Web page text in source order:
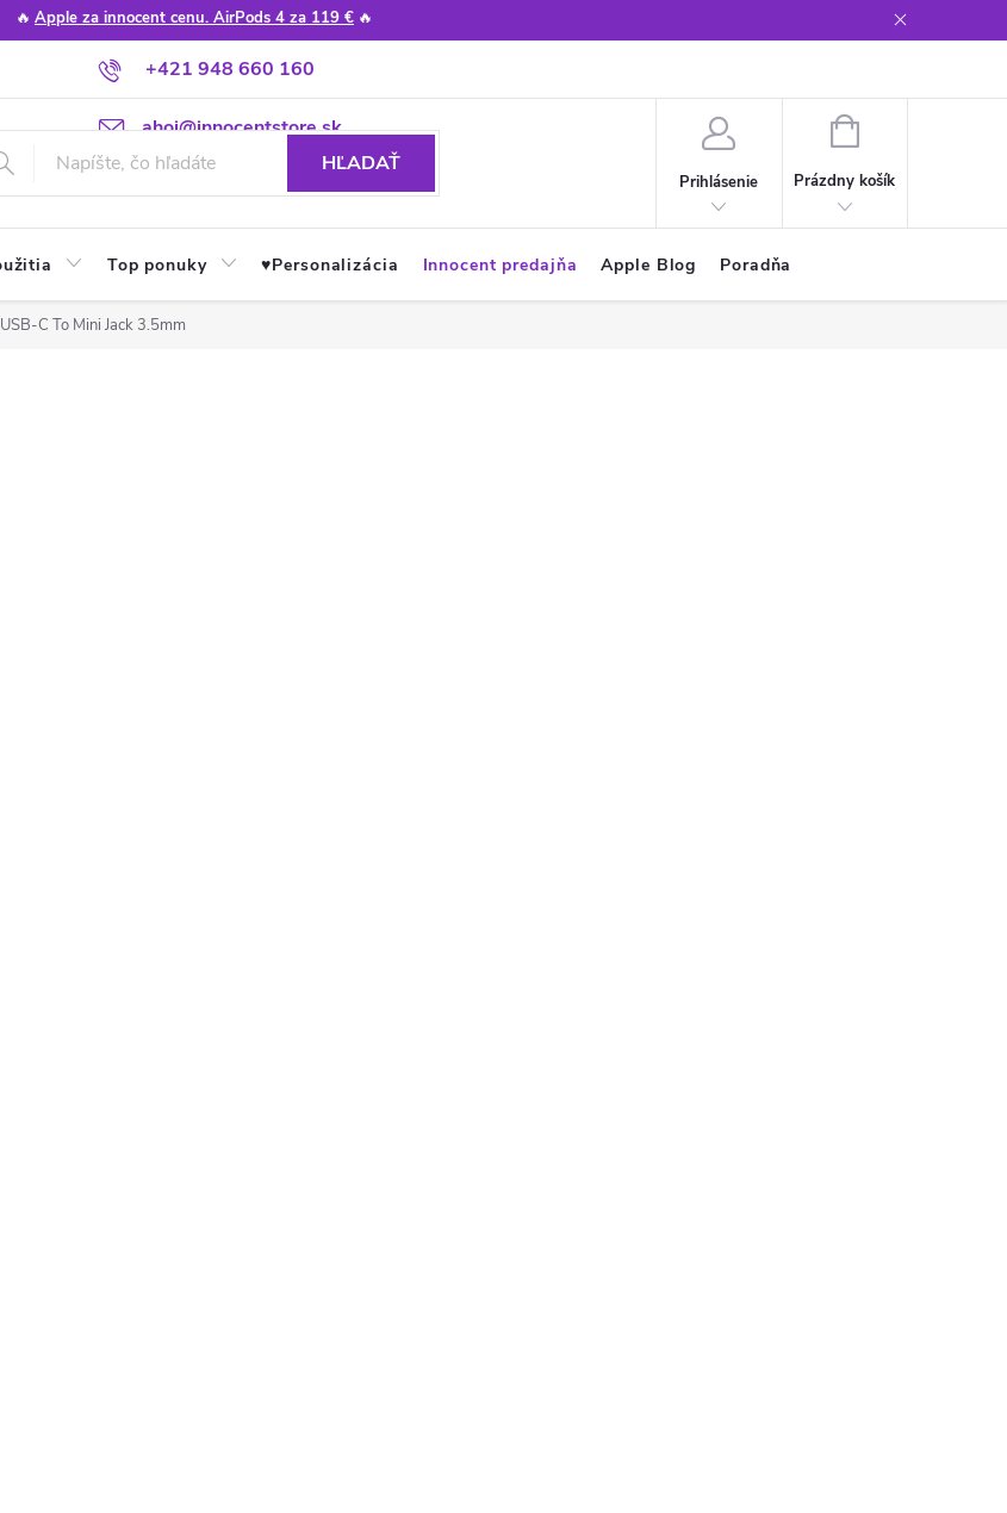
🔥 Apple za innocent cenu. AirPods 4 za 119 € 🔥
+421 948 660 160
ahoj@innocentstore.sk
Poradňa Apple návody a tipy
HĽADAŤ
Prihlásenie
NÁKUPNÝ
Prázdny košík
Top ponuky ♥︎Personalizácia Innocent predajňa Apple Blog Poradňa
C To Mini Jack 3.5mm